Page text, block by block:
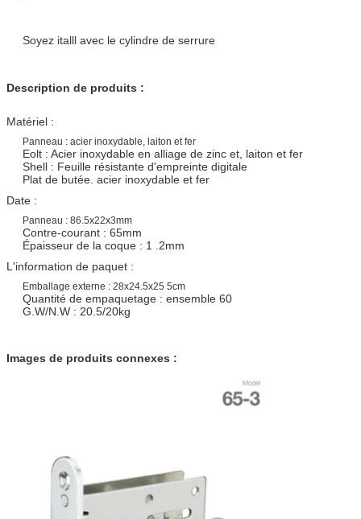
Soyez italll avec le cylindre de serrure
Description de produits :
Matériel :
Panneau : acier inoxydable, laiton et fer
Eolt : Acier inoxydable en alliage de zinc et, laiton et fer
Shell : Feuille résistante d'empreinte digitale
Plat de butée. acier inoxydable et fer
Date :
Panneau : 86.5x22x3mm
Contre-courant : 65mm
Épaisseur de la coque : 1 .2mm
L'information de paquet :
Emballage externe : 28x24.5x25 5cm
Quantité de empaquetage : ensemble 60
G.W/N.W : 20.5/20kg
Images de produits connexes :